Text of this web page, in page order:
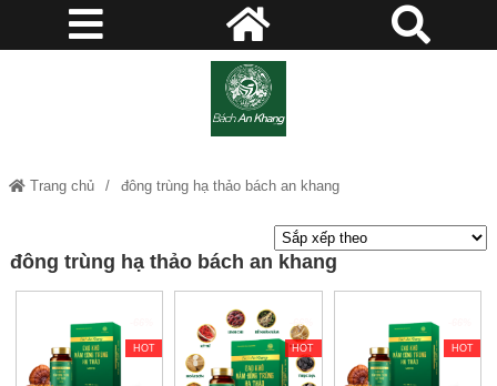
Trang chủ đông trùng hạ thảo bách an khang
đông trùng hạ thảo bách an khang
HOT
-66%
HOT HOT